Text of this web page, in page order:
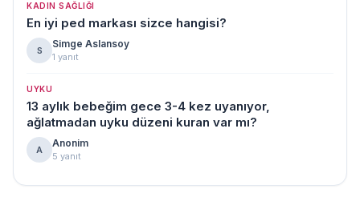
KADIN SAĞLIĞI
En iyi ped markası sizce hangisi?
S
Simge Aslansoy
1 yanıt
UYKU
13 aylık bebeğim gece 3-4 kez uyanıyor,
ağlatmadan uyku düzeni kuran var mı?
A
Anonim
5 yanıt